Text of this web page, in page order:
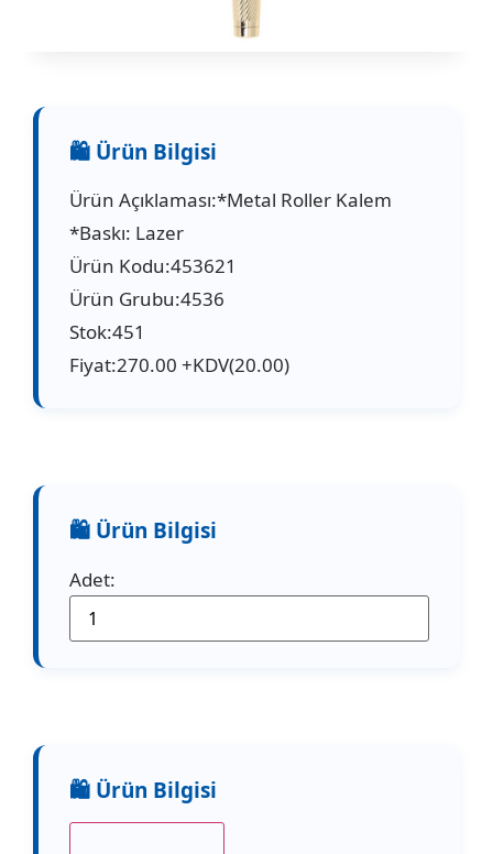
Ürün Açıklaması:*Metal Roller Kalem
*Baskı: Lazer
Ürün Kodu:453621
Ürün Grubu:4536
Stok:451
Fiyat:270.00 +KDV(20.00)
Adet: